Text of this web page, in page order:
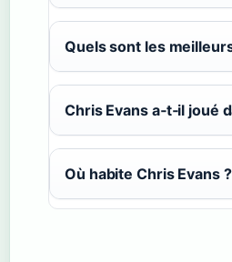
Quels sont les
Chris Evans a‑t‑il joué
Où habite Chris Evans ?